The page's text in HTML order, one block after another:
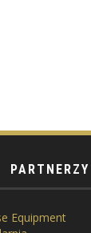
PARTNERZY
Equipment